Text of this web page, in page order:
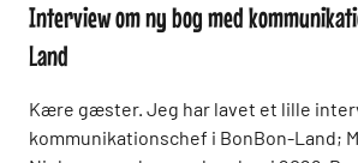
Interview om ny bog med
Land
Kære gæster. Jeg har lavet et lille
kommunikationschef i BonBon-Land;